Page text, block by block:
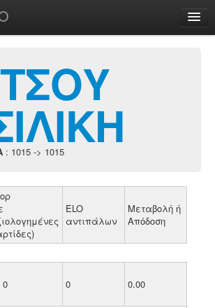
: 1015 -> 1015
ELO
αντιπάλων
Μεταβολή ή
Απόδοση
0 0 0.00